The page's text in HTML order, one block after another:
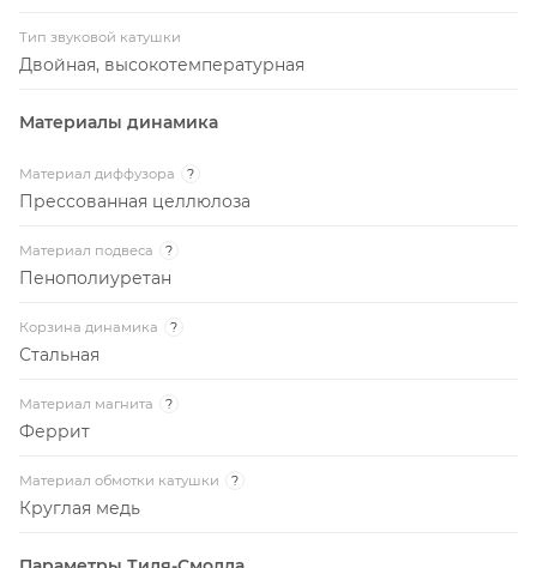
Тип звуковой катушки
Двойная, высокотемпературная
Материалы динамика
Материал диффузора ?
Прессованная целлюлоза
Материал подвеса ?
Пенополиуретан
Корзина динамика ?
Стальная
Материал магнита ?
Феррит
Материал обмотки катушки ?
Круглая медь